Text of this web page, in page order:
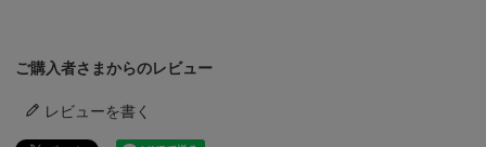
ご購入者さまからのレビュー
レビューを書く